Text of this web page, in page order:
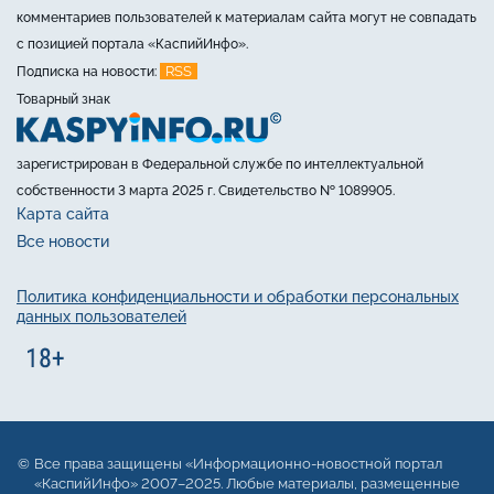
комментариев пользователей к материалам сайта могут не совпадать
с позицией портала «КаспийИнфо».
Подписка на новости:
RSS
Товарный знак
зарегистрирован в Федеральной службе по интеллектуальной
собственности 3 марта 2025 г. Свидетельство № 1089905.
Карта сайта
Все новости
Политика конфиденциальности и обработки персональных
данных пользователей
Все права защищены «Информационно-новостной портал
«КаспийИнфо» 2007–2025. Любые материалы, размещенные